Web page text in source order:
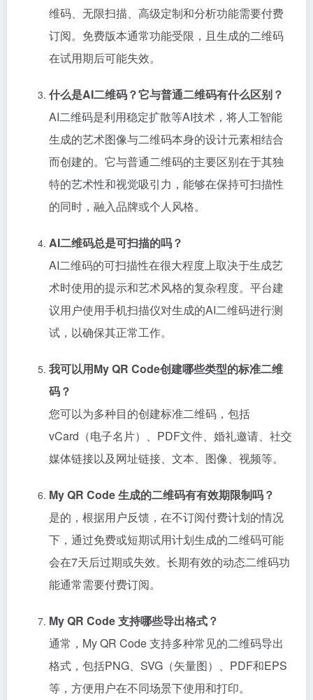
维码、无限扫描、高级定制和分析功能需要付费
订阅。免费版本通常功能受限，且生成的二维码
在试用期后可能失效。
什么是AI二维码？它与普通二维码有什么区别？
AI二维码是利用稳定扩散等AI技术，将人工智能
生成的艺术图像与二维码本身的设计元素相结合
而创建的。它与普通二维码的主要区别在于其独
特的艺术性和视觉吸引力，能够在保持可扫描性
的同时，融入品牌或个人风格。
AI二维码总是可扫描的吗？
AI二维码的可扫描性在很大程度上取决于生成艺
术时使用的提示和艺术风格的复杂程度。平台建
议用户使用手机扫描仪对生成的AI二维码进行测
试，以确保其正常工作。
我可以用My QR Code创建哪些类型的标准二维
码？
您可以为多种目的创建标准二维码，包括
vCard（电子名片）、PDF文件、婚礼邀请、社交
媒体链接以及网址链接、文本、图像、视频等。
My QR Code 生成的二维码有有效期限制吗？
是的，根据用户反馈，在不订阅付费计划的情况
下，通过免费或短期试用计划生成的二维码可能
会在7天后过期或失效。长期有效的动态二维码功
能通常需要付费订阅。
My QR Code 支持哪些导出格式？
通常，My QR Code 支持多种常见的二维码导出
格式，包括PNG、SVG（矢量图）、PDF和EPS
等，方便用户在不同场景下使用和打印。